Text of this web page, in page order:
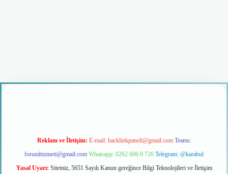
Reklam ve İletişim: E-mail: backlinkpaneli@gmail.com Teams:
forumhizmeti@gmail.com Whatsapp: 0262 606 0 726 Telegram: @karabul
Yasal Uyarı: Sitemiz, 5651 Sayılı Kanun gereğince Bilgi Teknolojileri ve İletişim